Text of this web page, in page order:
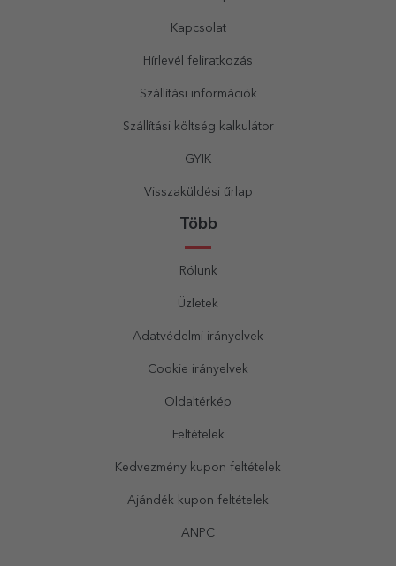
Kapcsolat
Hírlevél feliratkozás
Szállítási információk
Szállítási költség kalkulátor
GYIK
Visszaküldési űrlap
Több
Rólunk
Üzletek
Adatvédelmi irányelvek
Cookie irányelvek
Oldaltérkép
Feltételek
Kedvezmény kupon feltételek
Ajándék kupon feltételek
ANPC